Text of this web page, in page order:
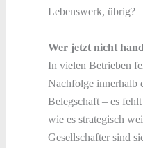
Lebenswerk, übrig?
Wer jetzt nicht
In vielen Betrieben
Nachfolge innerhalb
Belegschaft – es
wie es strategisch
Gesellschafter sind